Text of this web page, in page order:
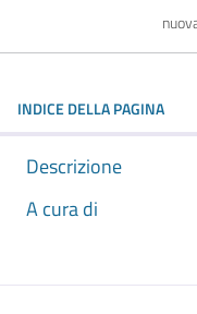
INDICE DELLA PAGINA
Descrizione
A cura di